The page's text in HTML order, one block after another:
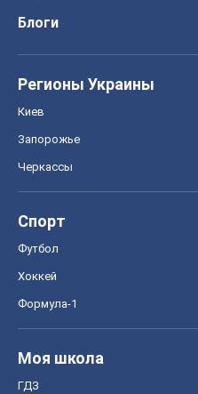
Блоги
Регионы Украины
Киев
Запорожье
Черкассы
Спорт
Футбол
Хоккей
Формула-1
Моя школа
ГДЗ